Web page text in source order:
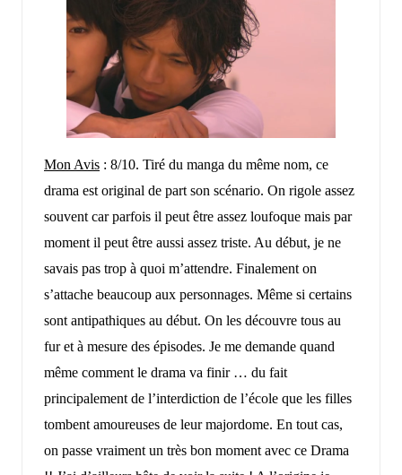
Mon Avis : 8/10. Tiré du manga du même nom, ce
drama est original de part son scénario. On rigole assez
souvent car parfois il peut être assez loufoque mais par
moment il peut être aussi assez triste. Au début, je ne
savais pas trop à quoi m’attendre. Finalement on
s’attache beaucoup aux personnages. Même si certains
sont antipathiques au début. On les découvre tous au
fur et à mesure des épisodes. Je me demande quand
même comment le drama va finir … du fait
principalement de l’interdiction de l’école que les filles
tombent amoureuses de leur majordome. En tout cas,
on passe vraiment un très bon moment avec ce Drama